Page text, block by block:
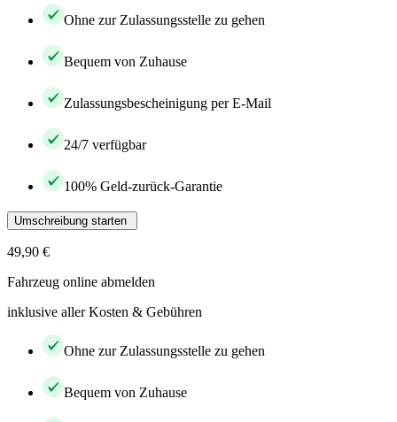
Ohne zur Zulassungsstelle zu gehen
Bequem von Zuhause
Zulassungsbescheinigung per E-Mail
24/7 verfügbar
100% Geld-zurück-Garantie
Umschreibung starten
49,90 €
Fahrzeug online abmelden
inklusive aller Kosten & Gebühren
Ohne zur Zulassungsstelle zu gehen
Bequem von Zuhause